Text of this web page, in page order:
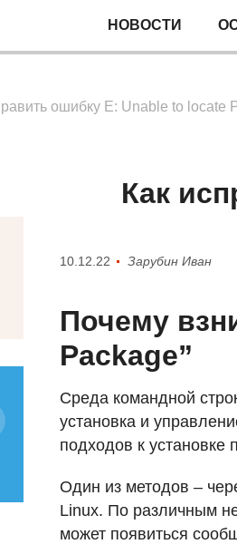
НОВОСТИ
ошибку E: Unable to locate
Как
10.12.22 Зарубин Иван
Почему
Package”
Среда командной
установка и
подходов к установке
Один из методов –
Linux. По различным
может появиться